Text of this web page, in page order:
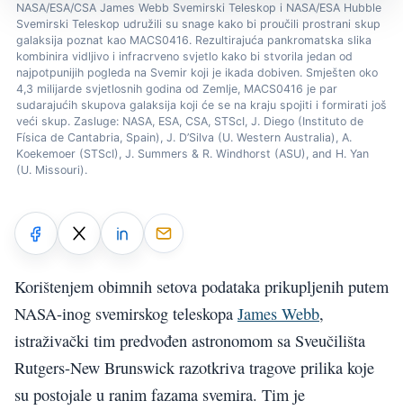
NASA/ESA/CSA James Webb Svemirski Teleskop i NASA/ESA Hubble
Svemirski Teleskop udružili su snage kako bi proučili prostrani skup
galaksija poznat kao MACS0416. Rezultirajuća pankromatska slika
kombinira vidljivo i infracrveno svjetlo kako bi stvorila jedan od
najpotpunijih pogleda na Svemir koji je ikada dobiven. Smješten oko
4,3 milijarde svjetlosnih godina od Zemlje, MACS0416 je par
sudarajućih skupova galaksija koji će se na kraju spojiti i formirati još
veći skup. Zasluge: NASA, ESA, CSA, STScI, J. Diego (Instituto de
Física de Cantabria, Spain), J. D’Silva (U. Western Australia), A.
Koekemoer (STScI), J. Summers & R. Windhorst (ASU), and H. Yan
(U. Missouri).
Korištenjem obimnih setova podataka prikupljenih putem
NASA-inog svemirskog teleskopa James Webb,
istraživački tim predvođen astronomom sa Sveučilišta
Rutgers-New Brunswick razotkriva tragove prilika koje
su postojale u ranim fazama svemira. Tim je